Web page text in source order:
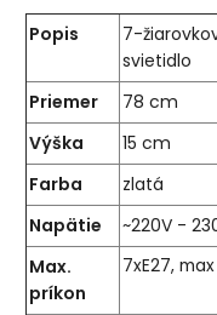
Popis
7-
svietidlo
Priemer
78 cm
Výška
15 cm
Farba
zlatá
Napätie
~220V -
Max.
príkon
7xE27, max